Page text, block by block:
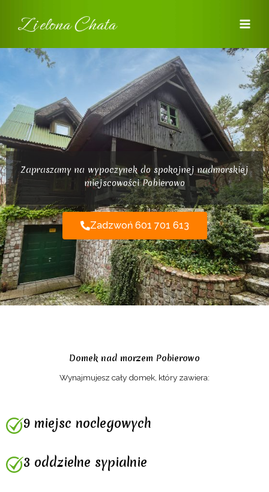
treści
Zapraszamy na wypoczynek do spokojnej nadmorskiej
miejscowości Pobierowo
Zadzwoń 601 701 613
Domek nad morzem Pobierowo
Wynajmujesz cały domek, który zawiera:
9 miejsc noclegowych
3 oddzielne sypialnie